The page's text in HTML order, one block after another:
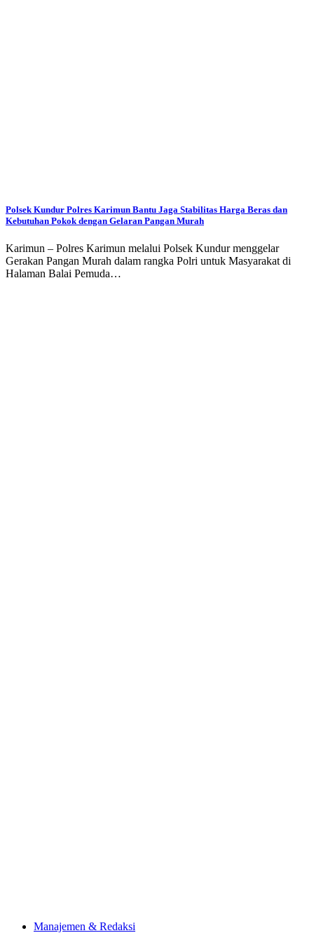
Polsek Kundur Polres Karimun Bantu Jaga Stabilitas Harga Beras dan
Kebutuhan Pokok dengan Gelaran Pangan Murah
Karimun – Polres Karimun melalui Polsek Kundur menggelar
Gerakan Pangan Murah dalam rangka Polri untuk Masyarakat di
Halaman Balai Pemuda…
Manajemen & Redaksi